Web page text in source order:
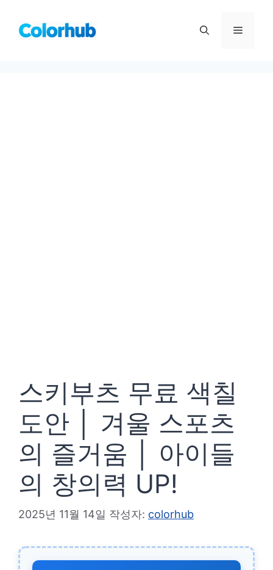
메
스키부츠 무료 색칠
도안 │ 겨울 스포츠
의 즐거움 │ 아이들
의 창의력 UP!
2025년 11월 14일 작성자: colorhub